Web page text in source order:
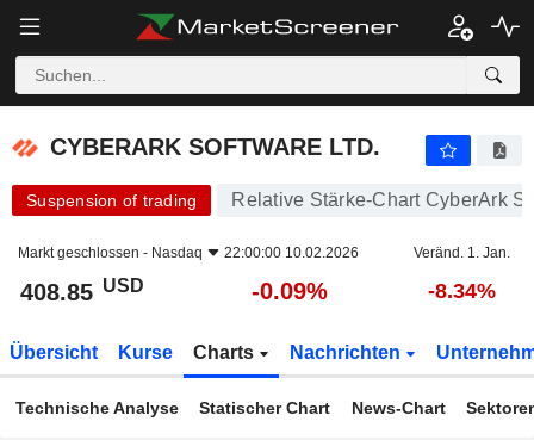
CYBERARK SOFTWARE LTD.
CYBERARK SOFTWARE LTD.
Suspension of trading Relative Stärke-Chart CyberArk
Markt geschlossen - Nasdaq 22:00:00 10.02.2026 Veränd. 1. Jan.
408.85 USD -0.09% -8.34%
Übersicht Kurse Charts Nachrichten
Technische Analyse Statischer Chart News-Chart